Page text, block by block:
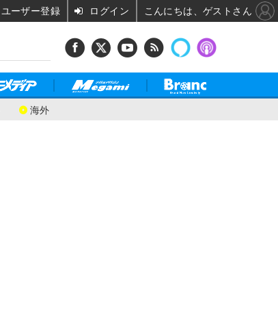
海外
ユーザー登録 ログイン こんにちは、ゲストさん